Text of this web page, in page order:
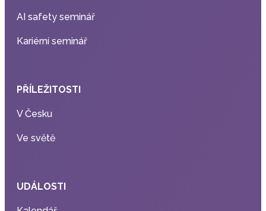
AI safety seminář
Kariérní seminář
PŘÍLEŽITOSTI
V Česku
Ve světě
UDÁLOSTI